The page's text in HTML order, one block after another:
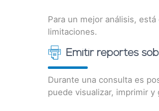
Para un mejor análisis,
limitaciones.
Emitir reportes
Durante una consulta es
puede visualizar, imprimir y